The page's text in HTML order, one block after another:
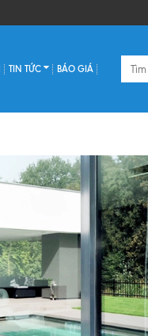
TIN TỨC BÁO GIÁ